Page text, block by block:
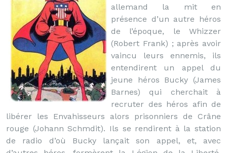
allemand la mit en
présence d’un autre héros
de l’époque, le Whizzer
(Robert Frank) ; après avoir
vaincu leurs ennemis, ils
entendirent un appel du
jeune héros Bucky (James
Barnes) qui cherchait à
recruter des héros afin de
libérer les Envahisseurs alors prisonniers de Crâne
rouge (Johann Schmdit). Ils se rendirent à la station
de radio d’où Bucky lançait son appel, et, avec